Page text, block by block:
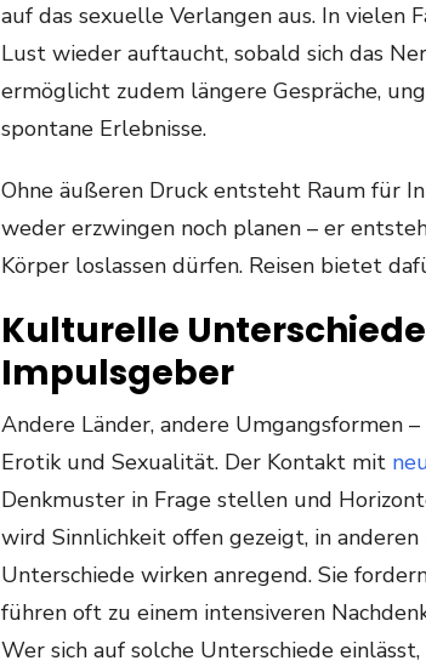
auf das sexuelle Verlangen aus. In vielen
Lust wieder auftaucht, sobald sich das
ermöglicht zudem längere Gespräche,
spontane Erlebnisse.
Ohne äußeren Druck entsteht Raum für
weder erzwingen noch planen – er
Körper loslassen dürfen. Reisen bietet
Kulturelle
Impulsgeber
Andere Länder, andere Umgangsformen
Erotik und Sexualität. Der Kontakt mit
Denkmuster in Frage stellen und
wird Sinnlichkeit offen gezeigt, in
Unterschiede wirken anregend. Sie
führen oft zu einem intensiveren
Wer sich auf solche Unterschiede